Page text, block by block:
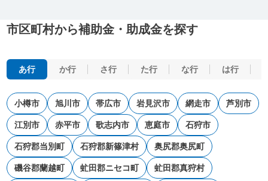
市区町村から補助金・助成金を探す
あ行 か行 さ行 た行 な行 は行
小樽市 旭川市 帯広市 岩見沢市 網走市 芦別市
江別市 赤平市 歌志内市 恵庭市 石狩市
石狩郡当別町 石狩郡新篠津村 奥尻郡奥尻町
磯谷郡蘭越町 虻田郡ニセコ町 虻田郡真狩村